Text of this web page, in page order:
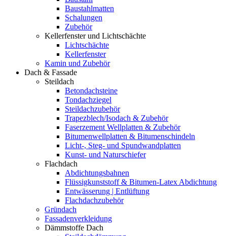
Baustahlmatten
Schalungen
Zubehör
Kellerfenster und Lichtschächte
Lichtschächte
Kellerfenster
Kamin und Zubehör
Dach & Fassade
Steildach
Betondachsteine
Tondachziegel
Steildachzubehör
Trapezblech/Isodach & Zubehör
Faserzement Wellplatten & Zubehör
Bitumenwellplatten & Bitumenschindeln
Licht-, Steg- und Spundwandplatten
Kunst- und Naturschiefer
Flachdach
Abdichtungsbahnen
Flüssigkunststoff & Bitumen-Latex Abdichtung
Entwässerung | Entlüftung
Flachdachzubehör
Gründach
Fassadenverkleidung
Dämmstoffe Dach